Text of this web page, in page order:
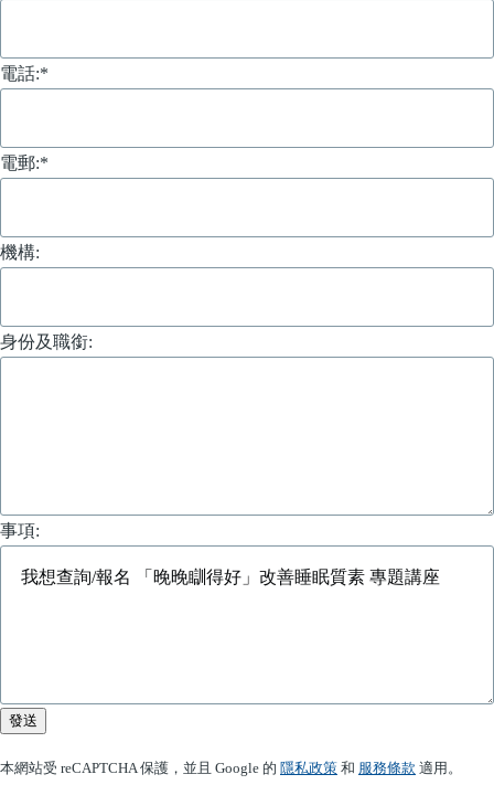
電話:*
電郵:*
機構:
身份及職銜:
事項:
發送
本網站受 reCAPTCHA 保護，並且 Google 的 隱私政策 和 服務條款 適用。